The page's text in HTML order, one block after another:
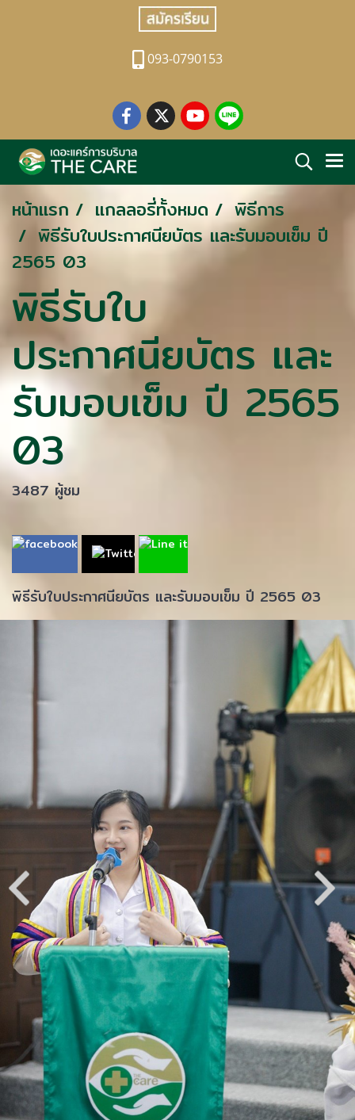
093-0790153
หน้าแรก แกลลอรี่ทั้งหมด
พิธีการ
พิธีรับใบประกาศนียบัตร และรับมอบเข็ม ปี
2565 03
พิธีรับใบ
ประกาศนียบัตร และ
รับมอบเข็ม ปี 2565
03
3487 ผู้ชม
พิธีรับใบประกาศนียบัตร และรับมอบเข็ม ปี 2565 03